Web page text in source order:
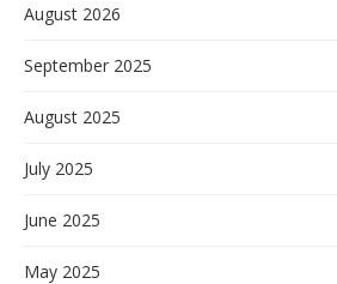
August 2026
September 2025
August 2025
July 2025
June 2025
May 2025